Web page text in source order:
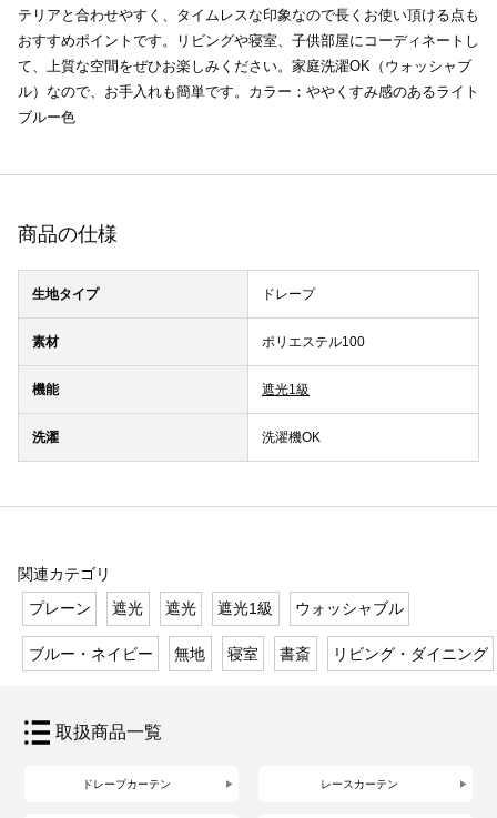
テリアと合わせやすく、タイムレスな印象なので長くお使い頂ける点も
おすすめポイントです。リビングや寝室、子供部屋にコーディネートし
て、上質な空間をぜひお楽しみください。家庭洗濯OK（ウォッシャブ
ル）なので、お手入れも簡単です。カラー：ややくすみ感のあるライト
ブルー色
商品の仕様
生地タイプ ドレープ
素材 ポリエステル100
機能 遮光1級
洗濯 洗濯機OK
関連カテゴリ
プレーン
遮光 遮光 遮光1級 ウォッシャブル
ブルー・ネイビー 無地 寝室 書斎 リビング・ダイニング
取扱商品一覧
ドレープカーテン レースカーテン